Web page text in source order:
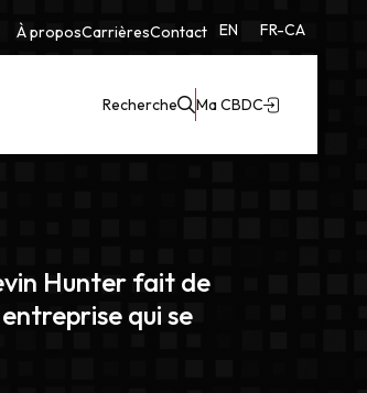
À proposCarrièresContact EN FR-CA
Recherche Ma CBDC
Hunter fait de
qui se